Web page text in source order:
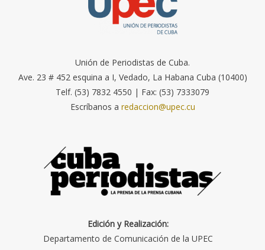
Unión de Periodistas de Cuba.
Ave. 23 # 452 esquina a I, Vedado, La Habana Cuba (10400)
Telf. (53) 7832 4550 | Fax: (53) 7333079
Escríbanos a redaccion@upec.cu
Edición y Realización:
Departamento de Comunicación de la UPEC